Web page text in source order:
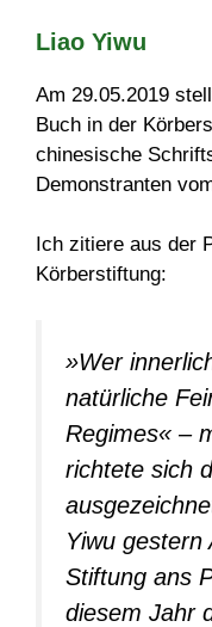
Liao Yiwu
Am 29.05.2019
Buch in der
chinesische
Demonstranten
Ich zitiere aus der
Körberstiftung:
»Wer
natürliche
Regimes« –
richtete sich
Yiwu gestern
Stiftung ans
diesem Jahr